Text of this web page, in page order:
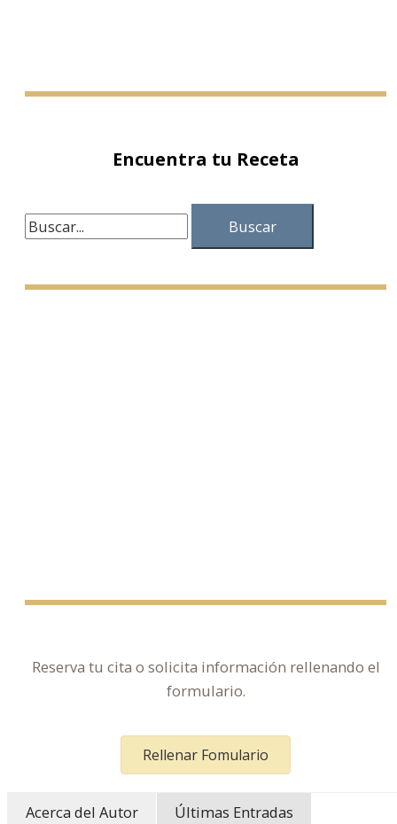
Encuentra tu Receta
Reserva tu cita o solicita información rellenando el
formulario.
Rellenar Fomulario
Acerca del Autor Últimas Entradas